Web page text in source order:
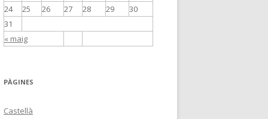
« maig
24
25 26 27 28 29
30
31
PÀGINES
Castellà